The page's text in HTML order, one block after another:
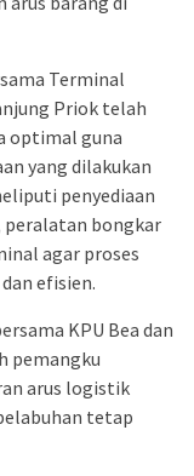
Terminal
Priok telah
optimal guna
yang dilakukan
penyediaan
peralatan bongkar
agar proses
efisien.
KPU Bea dan
pemangku
arus logistik
tetap